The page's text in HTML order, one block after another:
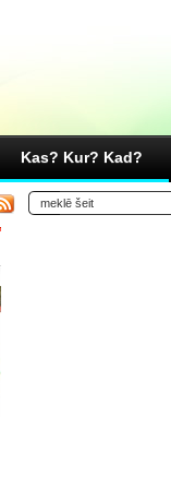
Kas? Kur? Kad?